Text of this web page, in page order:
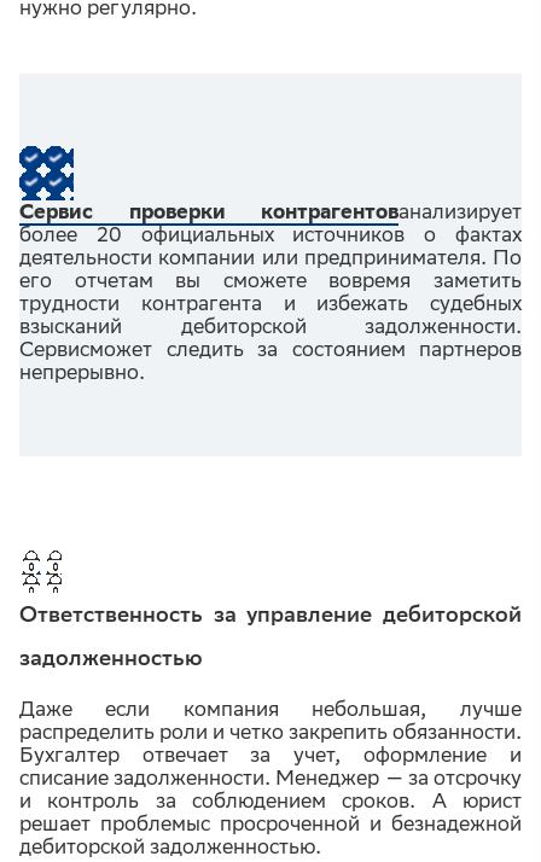
нужно регулярно.
Сервис проверки контрагентованализирует
более 20 официальных источников о фактах
деятельности компании или предпринимателя. По
его отчетам вы сможете вовремя заметить
трудности контрагента и избежать судебных
взысканий дебиторской задолженности.
Сервисможет следить за состоянием партнеров
непрерывно.
Ответственность за управление дебиторской
задолженностью
Даже если компания небольшая, лучше
распределить роли и четко закрепить обязанности.
Бухгалтер отвечает за учет, оформление и
списание задолженности. Менеджер — за отсрочку
и контроль за соблюдением сроков. А юрист
решает проблемыс просроченной и безнадежной
дебиторской задолженностью.